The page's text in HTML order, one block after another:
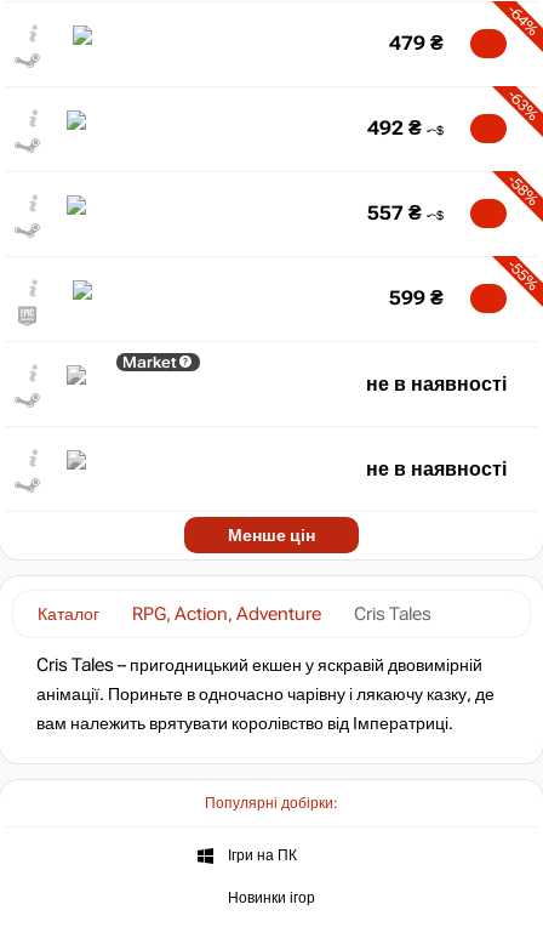
Популярні добірки:
Ігри на ПК
Новинки ігор
Каталог RPG, Action, Adventure Cris Tales
Cris Tales – пригодницький екшен у яскравій двовимірній
анімації. Пориньте в одночасно чарівну і лякаючу казку, де
вам належить врятувати королівство від Імператриці.
-64%
479 ₴
-63%
492 ₴
-58%
557 ₴
-55%
599 ₴
Market
не в наявності
не в наявності
Менше цін